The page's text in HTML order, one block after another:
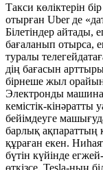
Такси көліктерін
отырған Uber де
Білетіндер айтады,
бағаланып отырса,
туралы
дің бағасын
бірнеше жыл
Электронды
кемістік-
бейімдеуге
барлық
құраған екен.
бүтін күйінде
өткізсе, Tesla-ның